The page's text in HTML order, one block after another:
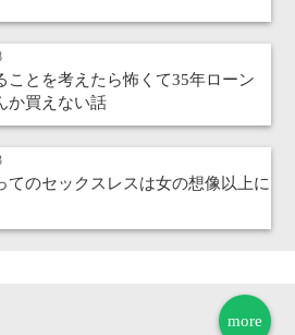
ことを考えたら怖くて35年ローン
か買えない話
てのセックスレスは女の想像以上に
more